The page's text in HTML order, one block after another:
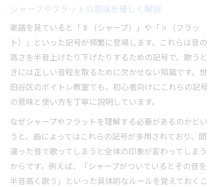
シャープやフラットの意味を優しく解説
楽譜を見ていると「♯（シャープ）」や「♭（フラッ
ト）」といった記号が頻繁に登場します。これらは音の
高さを半音上げたり下げたりするための記号で、歌うと
きには正しい音程を取るために欠かせない知識です。世
田谷区のボイトレ教室でも、初心者向けにこれらの記号
の意味と使い方を丁寧に説明しています。
なぜシャープやフラットを理解する必要があるのかとい
うと、曲によってはこれらの記号が多用されており、間
違った音で歌ってしまうと全体の印象が変わってしまう
からです。例えば、「シャープがついているとその音を
半音高く歌う」といった具体的なルールを覚えておくこ